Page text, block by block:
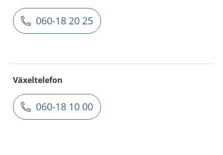
060-18 20 25
Växeltelefon
060-18 10 00